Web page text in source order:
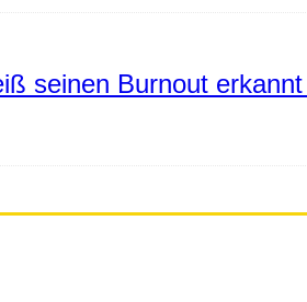
seinen Burnout